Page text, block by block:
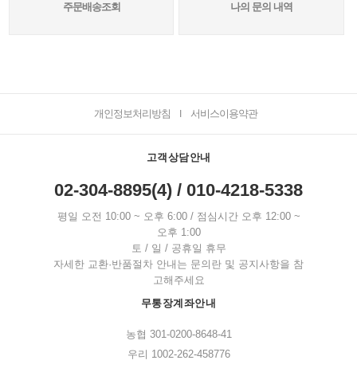
주문배송조회 나의 문의 내역
개인정보처리방침 서비스이용약관
고객상담안내
02-304-8895(4) / 010-4218-5338
평일 오전 10:00 ~ 오후 6:00 / 점심시간 오후 12:00 ~
오후 1:00
토 / 일 / 공휴일 휴무
자세한 교환·반품절차 안내는 문의란 및 공지사항을 참
고해주세요
무통장계좌안내
농협 301-0200-8648-41
우리 1002-262-458776